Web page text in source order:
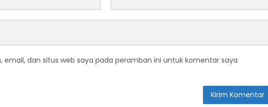
email, dan situs web saya pada peramban ini untuk komentar saya